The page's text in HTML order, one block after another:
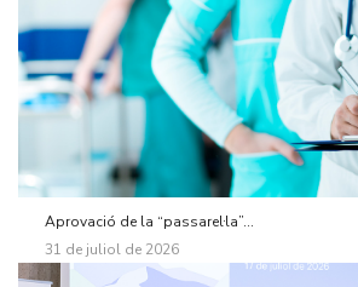
Aprovació de la “passarel·la”...
31 de juliol de 2026